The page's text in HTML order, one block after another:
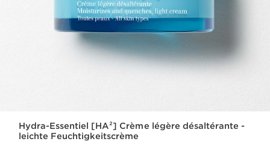
Hydra-Essentiel [HA²] Crème légère désaltérante -
leichte Feuchtigkeitscrème